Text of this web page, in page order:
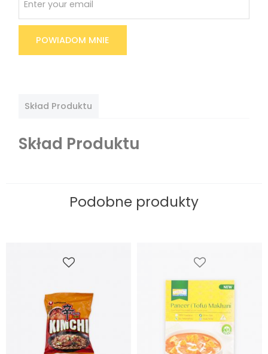
POWIADOM MNIE
Skład Produktu
Skład Produktu
Podobne produkty